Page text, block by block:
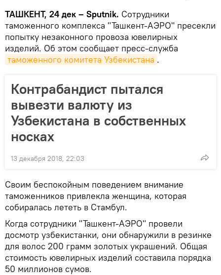
ТАШКЕНТ, 24 дек – Sputnik. Сотрудники
таможенного комплекса "Ташкент-АЭРО" пресекли
попытку незаконного провоза ювелирных
изделий. Об этом сообщает пресс-служба
таможенного комитета Узбекистана .
Контрабандист пытался
вывезти валюту из
Узбекистана в собственных
носках
13 декабря 2018, 22:03
Своим беспокойным поведением внимание
таможенников привлекла женщина, которая
собиралась лететь в Стамбул.
Когда сотрудники "Ташкент-АЭРО" провели
досмотр узбекистанки, они обнаружили в резинке
для волос 200 грамм золотых украшений. Общая
стоимость ювелирных изделий составила порядка
50 миллионов сумов.